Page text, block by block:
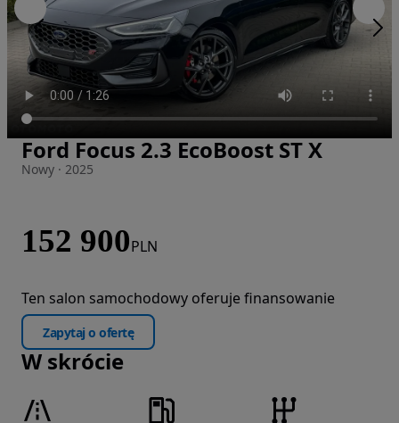
Zdjęcie 1 z 38
Ford Focus 2.3 EcoBoost ST X
Nowy · 2025
152 900PLN
Ten salon samochodowy oferuje finansowanie
Zapytaj o ofertę
W skrócie